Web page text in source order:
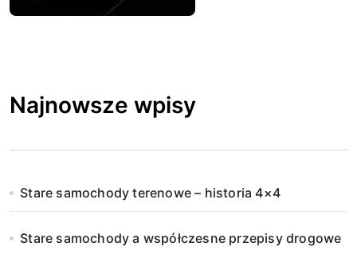
Najnowsze wpisy
Stare samochody terenowe – historia 4×4
Stare samochody a współczesne przepisy drogowe